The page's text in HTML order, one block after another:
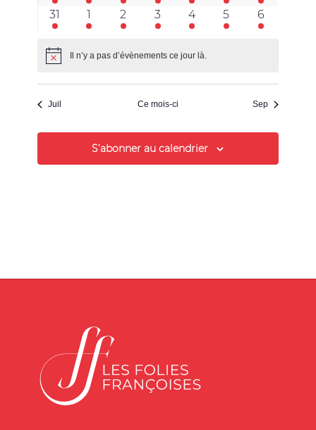
évènementévènementévènementévènementévènementévènement
1
évènement
31
1
évènement
1
1
évènement
2
1
évènement
3
1
évènement
4
1
évènement
5
1
6
Notice Il n’y a pas d’évènements ce jour là.
Juil Ce mois-ci Sep
S’abonner au calendrier